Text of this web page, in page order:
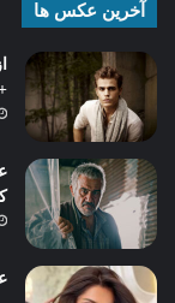
آخرین عکس ها